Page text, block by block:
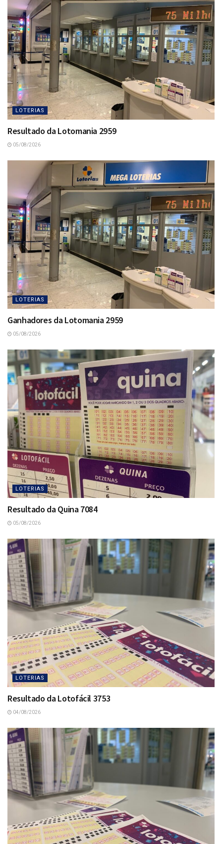
LOTERIAS
Resultado da Lotomania 2959
05/08/2026
LOTERIAS
Ganhadores da Lotomania 2959
05/08/2026
LOTERIAS
Resultado da Quina 7084
05/08/2026
LOTERIAS
Resultado da Lotofácil 3753
04/08/2026